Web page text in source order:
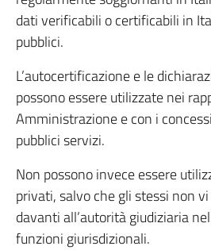
dati verificabili o certificabili in
pubblici.
L’autocertificazione e le
possono essere utilizzate nei
Amministrazione e con i
pubblici servizi.
Non possono invece essere
privati, salvo che gli stessi non
davanti all’autorità giudiziaria
funzioni giurisdizionali.